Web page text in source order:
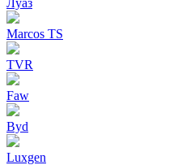
Луаз
Marcos TS
TVR
Faw
Byd
Luxgen